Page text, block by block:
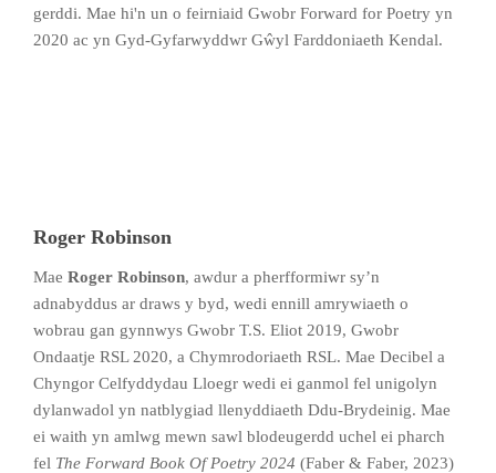
gerddi. Mae hi'n un o feirniaid Gwobr Forward for Poetry yn
2020 ac yn Gyd-Gyfarwyddwr Gŵyl Farddoniaeth Kendal.
Roger Robinson
Mae Roger Robinson, awdur a pherfformiwr sy’n
adnabyddus ar draws y byd, wedi ennill amrywiaeth o
wobrau gan gynnwys Gwobr T.S. Eliot 2019, Gwobr
Ondaatje RSL 2020, a Chymrodoriaeth RSL. Mae Decibel a
Chyngor Celfyddydau Lloegr wedi ei ganmol fel unigolyn
dylanwadol yn natblygiad llenyddiaeth Ddu-Brydeinig. Mae
ei waith yn amlwg mewn sawl blodeugerdd uchel ei pharch
fel The Forward Book Of Poetry 2024 (Faber & Faber, 2023)